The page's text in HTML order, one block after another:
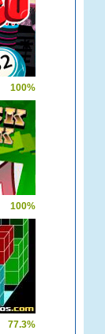
100%
100%
77.3%